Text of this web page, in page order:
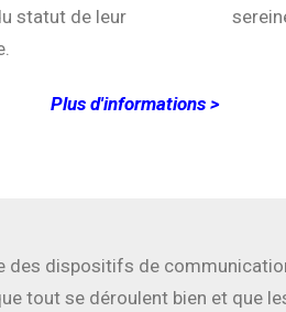
statut de leur
Plus d'informations >
des dispositifs de
tout se déroulent bien et que